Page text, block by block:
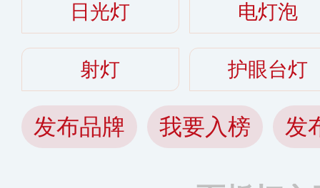
日光灯 电灯泡
射灯 护眼台灯
发布品牌 我要入榜 发